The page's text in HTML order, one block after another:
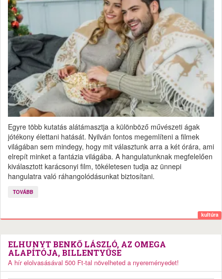
Egyre több kutatás alátámasztja a különböző művészeti ágak
jótékony élettani hatását. Nyilván fontos megemlíteni a filmek
világában sem mindegy, hogy mit választunk arra a két órára, ami
elrepít minket a fantázia világába. A hangulatunknak megfelelően
kiválasztott karácsonyi film, tökéletesen tudja az ünnepi
hangulatra való ráhangolódásunkat biztosítani.
TOVÁBB
kultúra
ELHUNYT BENKŐ LÁSZLÓ, AZ OMEGA
ALAPÍTÓJA, BILLENTYŰSE
A hír elolvasásával 500 Ft-tal növelheted a nyereményedet!